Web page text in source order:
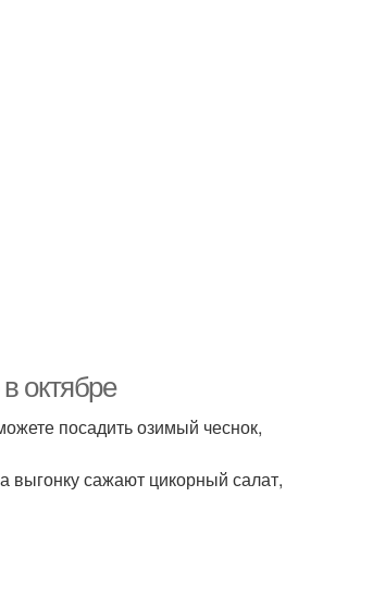
октябре
посадить озимый чеснок,
выгонку сажают цикорный салат,